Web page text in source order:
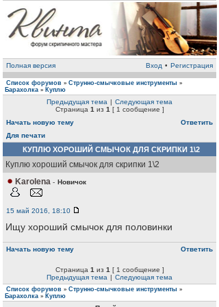
Полная версия Вход • Регистрация
Список форумов » Струнно-смычковые инструменты »
Барахолка » Куплю
Предыдущая тема | Следующая тема
Страница 1 из 1 [ 1 сообщение ]
Начать новую тему
Ответить
Для печати
КУПЛЮ ХОРОШИЙ СМЫЧОК ДЛЯ СКРИПКИ 1\2
Куплю хороший смычок для скрипки 1\2
Karolena - Новичок
15 май 2016, 18:10
Ищу хороший смычок для половинки
Начать новую тему Ответить
Страница 1 из 1 [ 1 сообщение ]
Предыдущая тема | Следующая тема
Список форумов » Струнно-смычковые инструменты »
Барахолка » Куплю